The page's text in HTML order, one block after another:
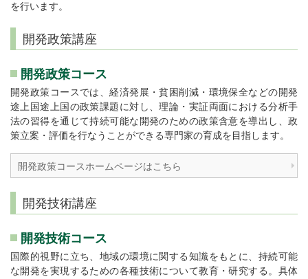
を行います。
開発政策講座
開発政策コース
開発政策コースでは、経済発展・貧困削減・環境保全などの開発
途上国途上国の政策課題に対し、理論・実証両面における分析手
法の習得を通じて持続可能な開発のための政策含意を導出し、政
策立案・評価を行なうことができる専門家の育成を目指します。
開発政策コースホームページはこちら
開発技術講座
開発技術コース
国際的視野に立ち、地域の環境に関する知識をもとに、持続可能
な開発を実現するための各種技術について教育・研究する。具体